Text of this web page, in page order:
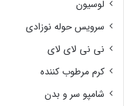
لوسیون
سرویس حوله نوزادی
نی نی لای لای
کرم مرطوب کننده
شامپو سر و بدن